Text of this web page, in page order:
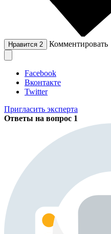
Нравится 2 Комментировать
Facebook
Вконтакте
Twitter
Пригласить эксперта
Ответы на вопрос 1